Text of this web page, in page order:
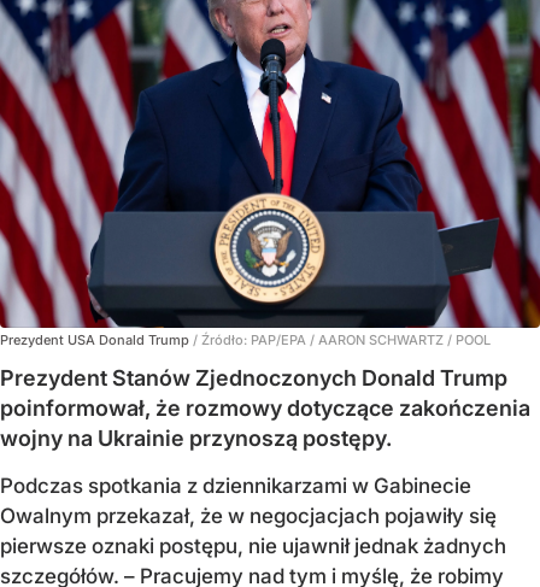
Prezydent USA Donald Trump / Źródło: PAP/EPA / AARON SCHWARTZ / POOL
Prezydent Stanów Zjednoczonych Donald Trump
poinformował, że rozmowy dotyczące zakończenia
wojny na Ukrainie przynoszą postępy.
Podczas spotkania z dziennikarzami w Gabinecie
Owalnym przekazał, że w negocjacjach pojawiły się
pierwsze oznaki postępu, nie ujawnił jednak żadnych
szczegółów. – Pracujemy nad tym i myślę, że robimy